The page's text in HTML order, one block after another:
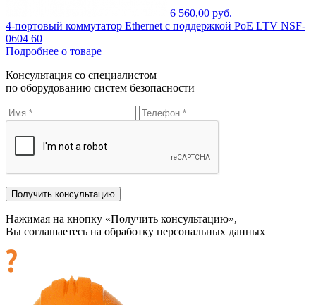
6 560,00 руб.
4-портовый коммутатор Ethernet с поддержкой PoE LTV NSF-
0604 60
Подробнее о товаре
Консультация со специалистом
по оборудованию систем безопасности
Нажимая на кнопку «Получить консультацию»,
Вы соглашаетесь на обработку персональных данных